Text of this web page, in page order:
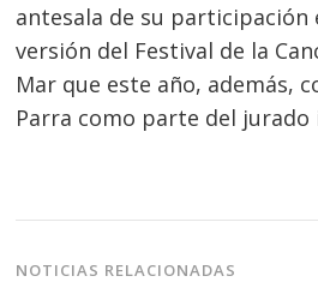
antesala de su participación
versión del Festival de la
Mar que este año, además,
Parra como parte del jurado
NOTICIAS RELACIONADAS
Navegación
de
entradas